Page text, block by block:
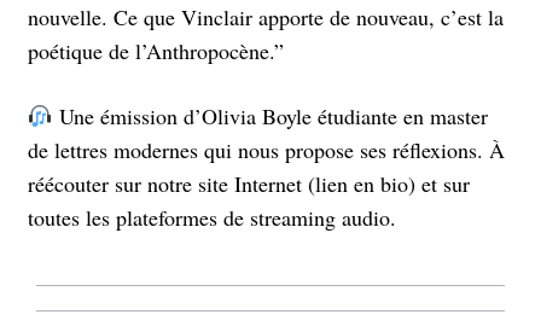
nouvelle. Ce que Vinclair apporte de nouveau, c’est la
poétique de l’Anthropocène.”
Une émission d’Olivia Boyle étudiante en master
de lettres modernes qui nous propose ses réflexions. À
réécouter sur notre site Internet (lien en bio) et sur
toutes les plateformes de streaming audio.